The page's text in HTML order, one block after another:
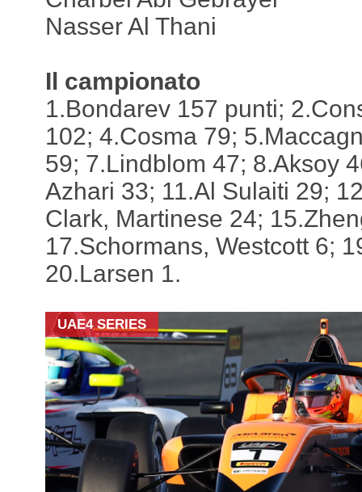
Nasser Al Thani
Il campionato
1.Bondarev 157 punti;
102; 4.Cosma 79;
59; 7.Lindblom 47; 8.Aksoy
Azhari 33; 11.Al Sulaiti 29;
Clark, Martinese 24;
17.Schormans, Westcott 6;
20.Larsen 1.
UAE4 SERIES